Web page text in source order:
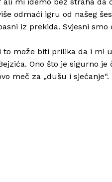
odmaći igru od našeg
iz prekida. Svjesni
može biti prilika da i mi
Ono što je sigurno je
meč za „dušu i sjećanje“.